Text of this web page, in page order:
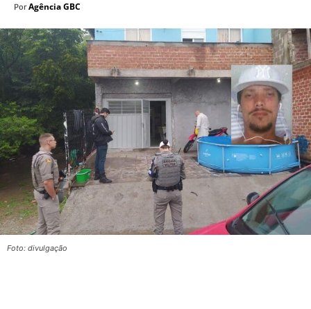
Por Agência GBC
Foto: divulgação